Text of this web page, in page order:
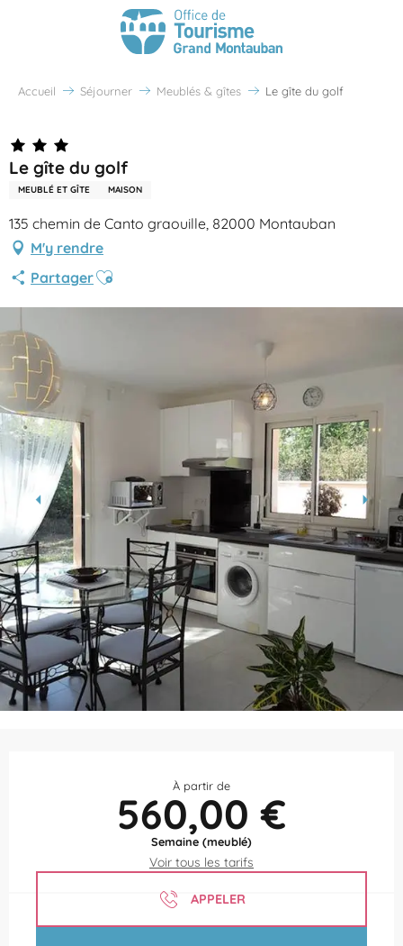
Accueil Séjourner Meublés & gîtes Le gîte du golf
Le gîte du golf
MEUBLÉ ET GÎTE MAISON
135 chemin de Canto graouille, 82000 Montauban
M'y rendre
PartagerAjouter aux favoris
À partir de
560,00 €
Semaine (meublé)
Voir tous les tarifs
APPELER